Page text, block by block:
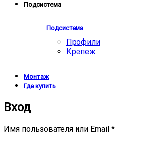
Подсистема
Подсистема
Профили
Крепеж
Монтаж
Где купить
Вход
Имя пользователя или Email *